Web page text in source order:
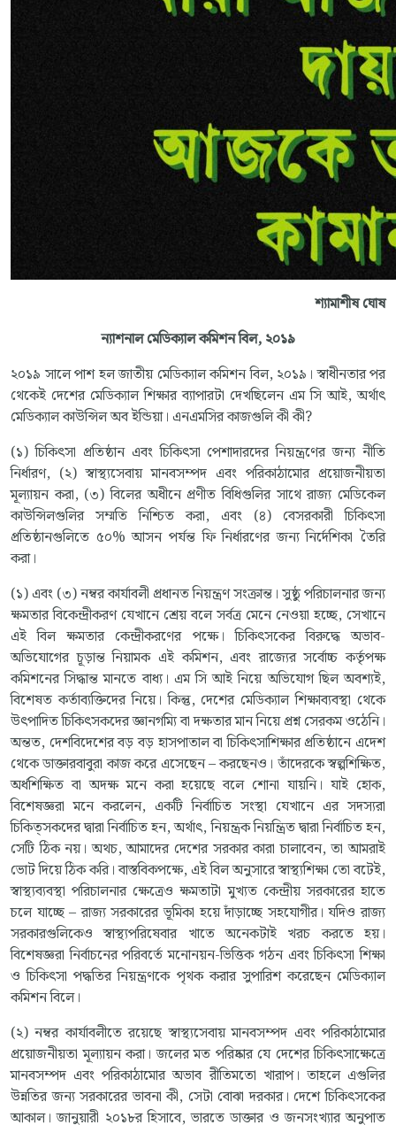
শ্যামাশীষ ঘোষ
ন্যাশনাল মেডিক্যালকমিশনবিল, ২০১৯
২০১৯ সালে পাশ হল জাতীয় মেডিক্যাল কমিশন বিল, ২০১৯। স্বাধীনতার পর
থেকেই দেশের মেডিক্যাল শিক্ষার ব্যাপারটা দেখছিলেন এম সি আই, অর্থাৎ
মেডিক্যাল কাউন্সিল অব ইন্ডিয়া। এনএমসির কাজগুলি কী কী?
(১) চিকিৎসা প্রতিষ্ঠান এবং চিকিৎসা পেশাদারদের নিয়ন্ত্রণের জন্য নীতি
নির্ধারণ, (২) স্বাস্থ্যসেবায় মানবসম্পদ এবং পরিকাঠামোর প্রয়োজনীয়তা
মূল্যায়ন করা, (৩) বিলের অধীনে প্রণীত বিধিগুলির সাথে রাজ্য মেডিকেল
কাউন্সিলগুলির সম্মতি নিশ্চিত করা, এবং (৪) বেসরকারী চিকিৎসা
প্রতিষ্ঠানগুলিতে ৫০% আসন পর্যন্ত ফি নির্ধারণের জন্য নির্দেশিকা তৈরি
করা।
(১) এবং (৩) নম্বর কার্যাবলী প্রধানত নিয়ন্ত্রণ সংক্রান্ত। সুষ্ঠু পরিচালনার জন্য
ক্ষমতার বিকেন্দ্রীকরণ যেখানে শ্রেয় বলে সর্বত্র মেনে নেওয়া হচ্ছে, সেখানে
এই বিল ক্ষমতার কেন্দ্রীকরণের পক্ষে। চিকিৎসকের বিরুদ্ধে অভাব-
অভিযোগের চূড়ান্ত নিয়ামক এই কমিশন, এবং রাজ্যের সর্বোচ্চ কর্তৃপক্ষ
কমিশনের সিদ্ধান্ত মানতে বাধ্য। এম সি আই নিয়ে অভিযোগ ছিল অবশ্যই,
বিশেষত কর্তাব্যক্তিদের নিয়ে। কিন্তু, দেশের মেডিক্যাল শিক্ষাব্যবস্থা থেকে
উৎপাদিত চিকিৎসকদের জ্ঞানগম্যি বা দক্ষতার মান নিয়ে প্রশ্ন সেরকম ওঠেনি।
অন্তত, দেশবিদেশের বড় বড় হাসপাতাল বা চিকিৎসাশিক্ষার প্রতিষ্ঠানে এদেশ
থেকে ডাক্তারবাবুরা কাজ করে এসেছেন – করছেনও। তাঁদেরকে স্বল্পশিক্ষিত,
অর্ধশিক্ষিত বা অদক্ষ মনে করা হয়েছে বলে শোনা যায়নি। যাই হোক,
বিশেষজ্ঞরা মনে করলেন, একটি নির্বাচিত সংস্থা যেখানে এর সদস্যরা
চিকিত্সকদের দ্বারা নির্বাচিত হন, অর্থাৎ, নিয়ন্ত্রক নিয়ন্ত্রিত দ্বারা নির্বাচিত হন,
সেটি ঠিক নয়। অথচ, আমাদের দেশের সরকার কারা চালাবেন, তা আমরাই
ভোট দিয়ে ঠিক করি। বাস্তবিকপক্ষে, এই বিল অনুসারে স্বাস্থ্যশিক্ষা তো বটেই,
স্বাস্থ্যব্যবস্থা পরিচালনার ক্ষেত্রেও ক্ষমতাটা মুখ্যত কেন্দ্রীয় সরকারের হাতে
চলে যাচ্ছে – রাজ্য সরকারের ভূমিকা হয়ে দাঁড়াচ্ছে সহযোগীর। যদিও রাজ্য
সরকারগুলিকেও স্বাস্থ্যপরিষেবার খাতে অনেকটাই খরচ করতে হয়।
বিশেষজ্ঞরা নির্বাচনের পরিবর্তে মনোনয়ন-ভিত্তিক গঠন এবং চিকিৎসা শিক্ষা
ও চিকিৎসা পদ্ধতির নিয়ন্ত্রণকে পৃথক করার সুপারিশ করেছেন মেডিক্যাল
কমিশন বিলে।
(২) নম্বর কার্যাবলীতে রয়েছে স্বাস্থ্যসেবায় মানবসম্পদ এবং পরিকাঠামোর
প্রয়োজনীয়তা মূল্যায়ন করা। জলের মত পরিষ্কার যে দেশের চিকিৎসাক্ষেত্রে
মানবসম্পদ এবং পরিকাঠামোর অভাব রীতিমতো খারাপ। তাহলে এগুলির
উন্নতির জন্য সরকারের ভাবনা কী, সেটা বোঝা দরকার। দেশে চিকিৎসকের
আকাল। জানুয়ারী ২০১৮র হিসাবে, ভারতে ডাক্তার ও জনসংখ্যার অনুপাত